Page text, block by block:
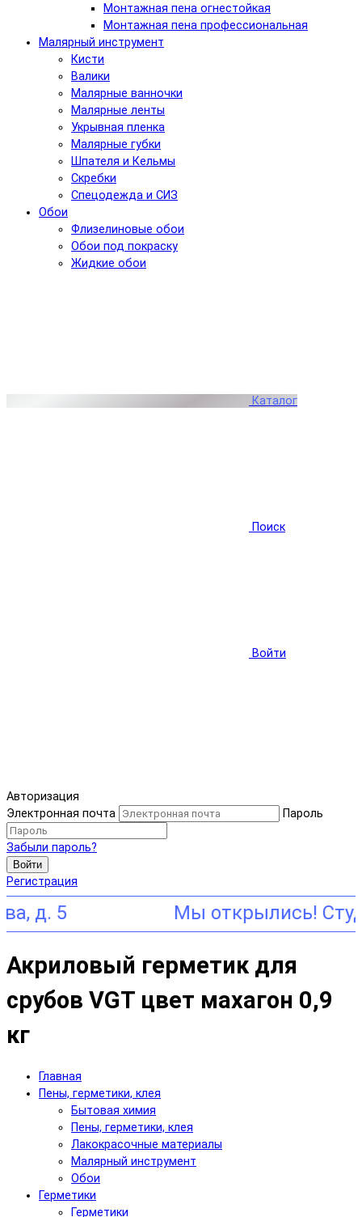
Монтажная пена огнестойкая
Монтажная пена профессиональная
Малярный инструмент
Кисти
Валики
Малярные ванночки
Малярные ленты
Укрывная пленка
Малярные губки
Шпателя и Кельмы
Скребки
Спецодежда и СИЗ
Обои
Флизелиновые обои
Обои под покраску
Жидкие обои
Каталог
Поиск
Войти
Авторизация
Электронная почта
Пароль
Забыли пароль?
Войти
Регистрация
Акриловый герметик для
срубов VGT цвет махагон 0,9
кг
Главная
Пены, герметики, клея
Бытовая химия
Пены, герметики, клея
Лакокрасочные материалы
Малярный инструмент
Обои
Герметики
Герметики